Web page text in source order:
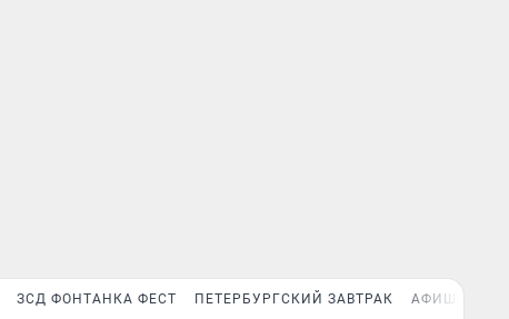
ЗСД ФОНТАНКА ФЕСТ ПЕТЕРБУРГСКИЙ ЗАВТРАК АФИША PLUS